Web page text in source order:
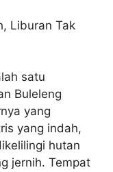
satu
Buleleng
yang
yang indah,
hutan
jernih. Tempat